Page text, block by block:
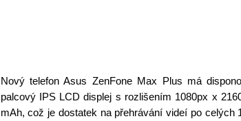
Nový telefon Asus ZenFone Max Plus má
palcový IPS LCD displej s rozlišením 1080px x
mAh, což je dostatek na přehrávání videí po celých